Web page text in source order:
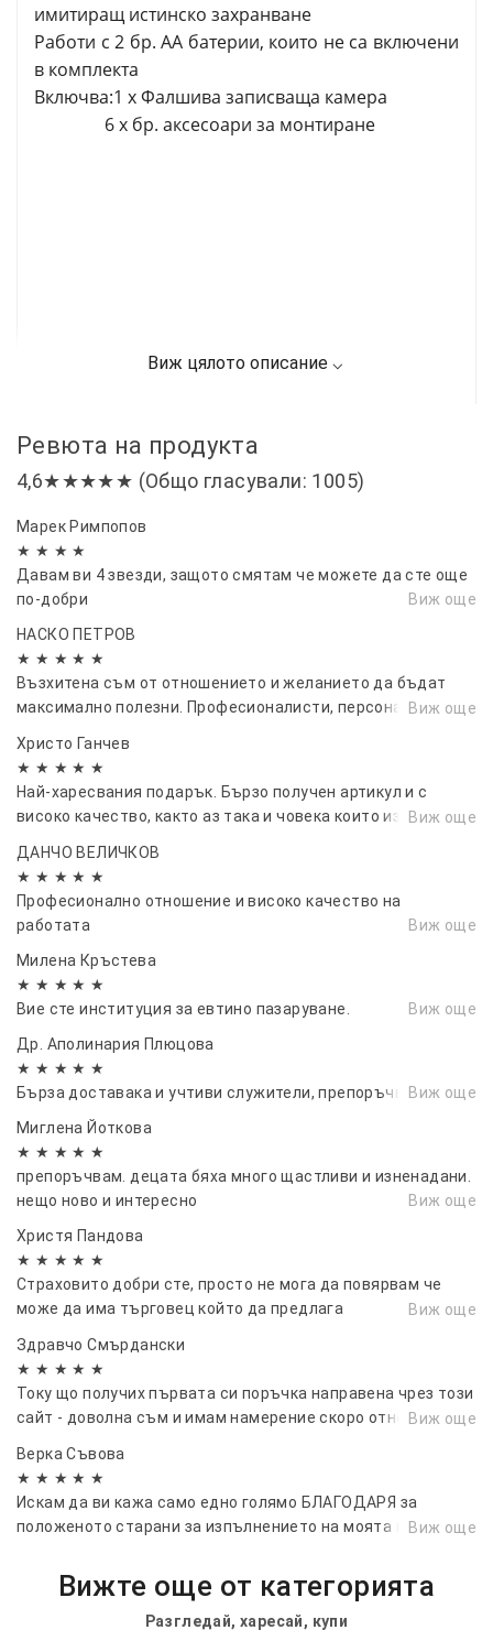
имитиращ истинско захранване
Работи с 2 бр. АА батерии, които не са включени
в комплекта
Включва:1 х Фалшива записваща камера
6 х бр. аксесоари за монтиране
Ревюта на продукта
4,6★★★★★ (Общо гласували: 1005)
Марек Римпопов
★ ★ ★ ★
Давам ви 4 звезди, защото смятам че можете да сте още
по-добри
Виж още
НАСКО ПЕТРОВ
★ ★ ★ ★ ★
Възхитена съм от отношението и желанието да бъдат
максимално полезни. Професионалисти, персоналенВиж още
Христо Ганчев
★ ★ ★ ★ ★
Най-харесвания подарък. Бързо получен артикул и с
високо качество, както аз така и човека които изненадах
Виж още
ДАНЧО ВЕЛИЧКОВ
★ ★ ★ ★ ★
Професионално отношение и високо качество на
работата
Виж още
Милена Кръстева
★ ★ ★ ★ ★
Вие сте институция за евтино пазаруване.
Виж още
Др. Аполинария Плюцова
★ ★ ★ ★ ★
Бърза доставака и учтиви служители, препоръчвам!Виж още
Миглена Йоткова
★ ★ ★ ★ ★
препоръчвам. децата бяха много щастливи и изненадани.
нещо ново и интересно
Виж още
Христя Пандова
★ ★ ★ ★ ★
Страховито добри сте, просто не мога да повярвам че
може да има търговец който да предлага
постигнете много и ще зарадвате хиляди хора 💞💞💞
Виж още
Здравчо Смърдански
★ ★ ★ ★ ★
Току що получих първата си поръчка направена чрез този
сайт - доволна съм и имам намерение скоро отново да се
Виж още
Верка Съвова
★ ★ ★ ★ ★
Искам да ви кажа само едно голямо БЛАГОДАРЯ за
положеното старани за изпълнението на моята поръчка
Виж още
Вижте още от категорията
Разгледай, харесай, купи